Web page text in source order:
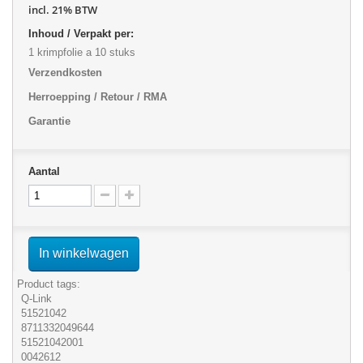
incl. 21% BTW
Inhoud / Verpakt per:
1 krimpfolie a 10 stuks
Verzendkosten
Herroepping / Retour / RMA
Garantie
Aantal
In winkelwagen
Product tags:
Q-Link
51521042
8711332049644
51521042001
0042612